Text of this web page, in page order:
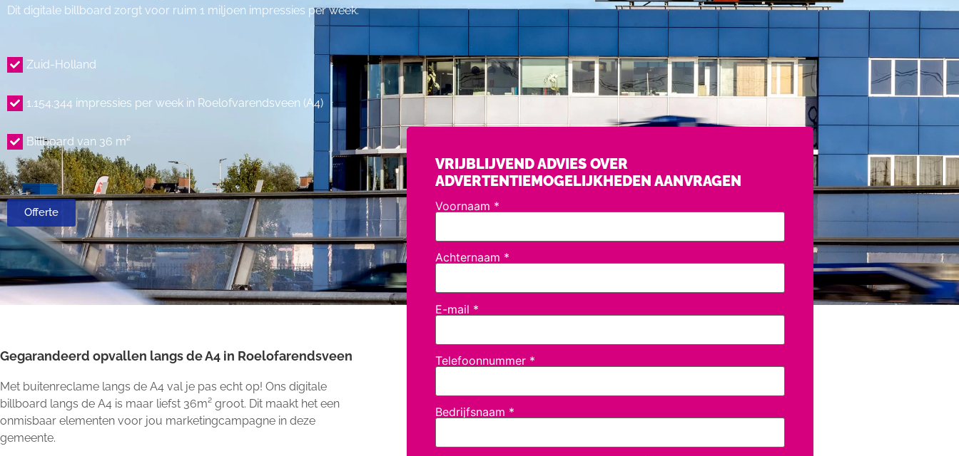
Dit digitale billboard zorgt voor ruim 1 miljoen impressies per week.
Zuid-Holland
1.154.344 impressies per week in Roelofvarendsveen (A4)
Billboard van 36 m²
Offerte
Gegarandeerd opvallen langs de A4 in Roelofarendsveen
Met buitenreclame langs de A4 val je pas echt op! Ons digitale
billboard langs de A4 is maar liefst 36m² groot. Dit maakt het een
onmisbaar elementen voor jou marketingcampagne in deze
gemeente.
VRIJBLIJVEND ADVIES OVER
ADVERTENTIEMOGELIJKHEDEN AANVRAGEN
Voornaam *
Achternaam *
E-mail *
Telefoonnummer *
Bedrijfsnaam *